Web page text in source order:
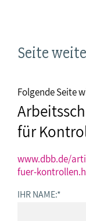
Seite
Folgende Seite
für
www.dbb.de/
fuer-
IHR NAME:*